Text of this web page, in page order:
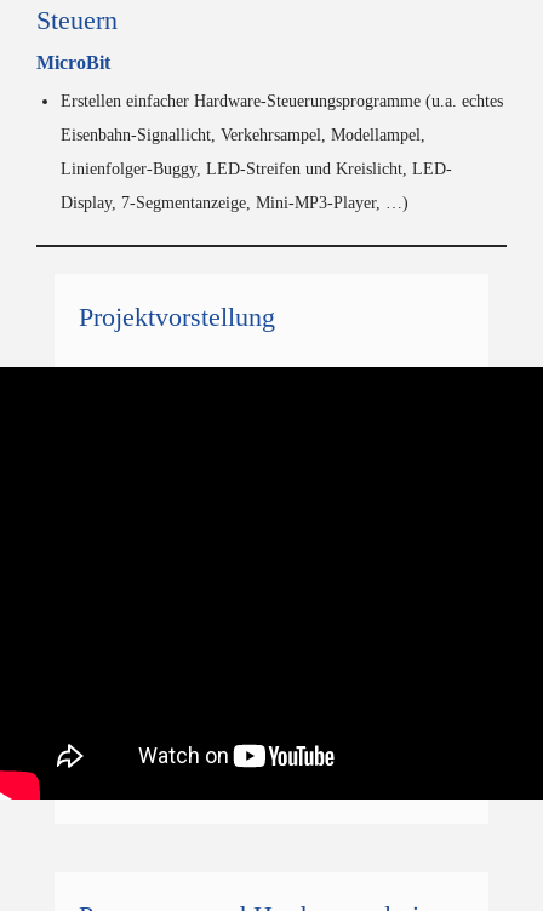
Steuern
MicroBit
Erstellen einfacher Hardware-Steuerungsprogramme (u.a. echtes
Eisenbahn-Signallicht, Verkehrsampel, Modellampel,
Linienfolger-Buggy, LED-Streifen und Kreislicht, LED-
Display, 7-Segmentanzeige, Mini-MP3-Player, …)
Projektvorstellung